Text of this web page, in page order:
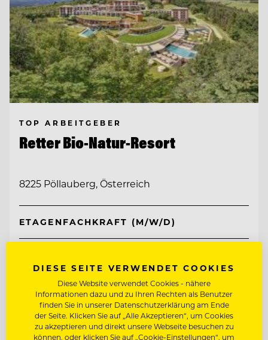
TOP ARBEITGEBER
Retter Bio-Natur-Resort
8225 Pöllauberg, Österreich
ETAGENFACHKRAFT (M/W/D)
Entdecke alle Jobs
DIESE SEITE VERWENDET COOKIES
Diese Website verwendet Cookies - nähere
Informationen dazu und zu Ihren Rechten als Benutzer
finden Sie in unserer Datenschutzerklärung am Ende
der Seite. Klicken Sie auf „Alle Akzeptieren“, um Cookies
zu akzeptieren und direkt unsere Webseite besuchen zu
können, oder klicken Sie auf „Cookie-Einstellungen“, um